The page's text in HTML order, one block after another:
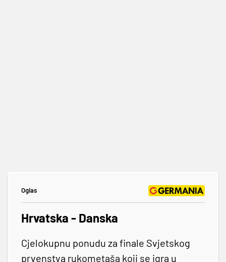
Oglas
Hrvatska - Danska
Cjelokupnu ponudu za finale Svjetskog
prvenstva rukometaša koji se igra u